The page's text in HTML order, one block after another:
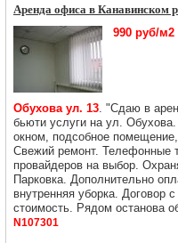
Аренда офиса в Канавинском
990 руб/м2
Обухова ул. 13. "Сдаю в
бьюти услуги на ул.
окном, подсобное
Свежий ремонт. Телефонные
провайдеров на выбор.
Парковка. Дополнительно
внутренняя уборка.
стоимость. Рядом останова
N107301